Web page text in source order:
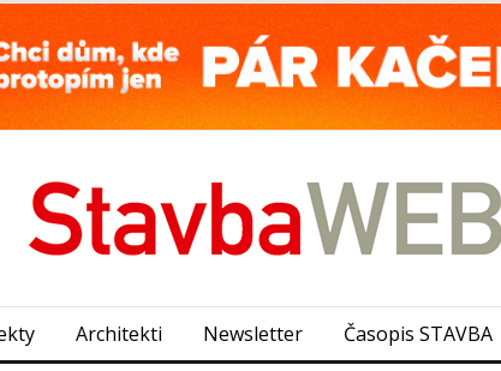
Architekti Newsletter Časopis STAVBA